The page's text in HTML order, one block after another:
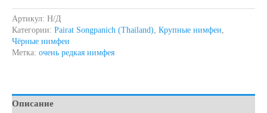
Garnet
(Гранат
Сиама)
Артикул: Н/Д
Категории: Pairat Songpanich (Thailand) Крупные нимфеи
Чёрные нимфеи
Метка: очень редкая нимфея
Описание